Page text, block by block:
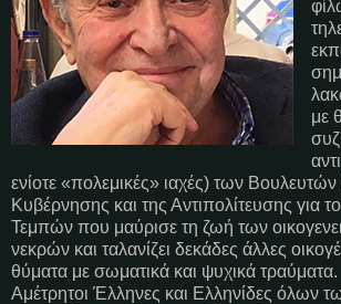
με
ενίοτε «πολεμικές» ιαχές) των
Κυβέρνησης και της Αντιπολίτευσης για
Τεμπών που μαύρισε τη ζωή των
νεκρών και ταλανίζει δεκάδες άλλες
θύματα με σωματικά και ψυχικά τραύματα.
Αμέτρητοι Έλληνες και Ελληνίδες όλων